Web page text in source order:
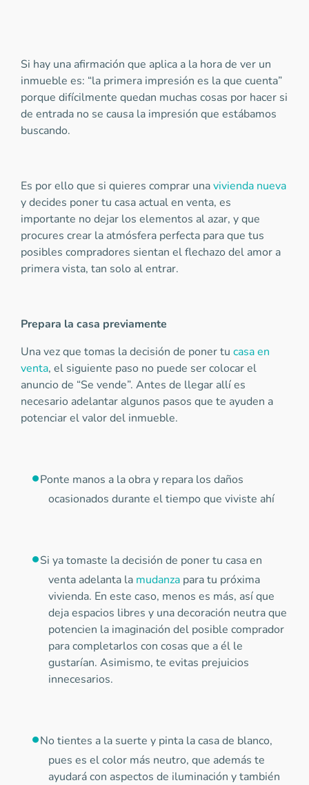
Si hay una afirmación que aplica a la hora de ver un
inmueble es: “la primera impresión es la que cuenta”
porque difícilmente quedan muchas cosas por hacer si
de entrada no se causa la impresión que estábamos
buscando.
Es por ello que si quieres comprar unavivienda nueva
y decides poner tu casa actual en venta, es
importante no dejar los elementos al azar, y que
procures crear la atmósfera perfecta para que tus
posibles compradores sientan el flechazo del amor a
primera vista, tan solo al entrar.
Prepara la casa previamente
Una vez que tomas la decisión de poner tu casa en
venta, el siguiente paso no puede ser colocar el
anuncio de “Se vende”. Antes de llegar allí es
necesario adelantar algunos pasos que te ayuden a
potenciar el valor del inmueble.
Ponte manos a la obra y repara los daños
ocasionados durante el tiempo que viviste ahí
Si ya tomaste la decisión de poner tu casa en
venta adelanta la mudanza para tu próxima
vivienda. En este caso, menos es más, así que
deja espacios libres y una decoración neutra que
potencien la imaginación del posible comprador
para completarlos con cosas que a él le
gustarían. Asimismo, te evitas prejuicios
innecesarios.
No tientes a la suerte y pinta la casa de blanco,
pues es el color más neutro, que además te
ayudará con aspectos de iluminación y también